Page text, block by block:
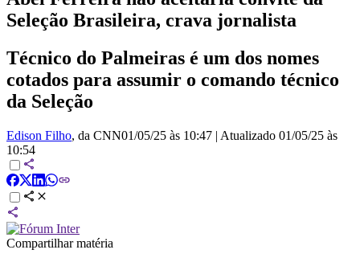
Seleção Brasileira, crava jornalista
Técnico do Palmeiras é um dos nomes
cotados para assumir o comando técnico
da Seleção
Edison Filho, da CNN01/05/25 às 10:47 | Atualizado 01/05/25 às
10:54
Compartilhar matéria